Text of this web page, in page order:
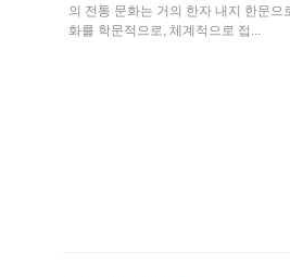
의 전통 문화는 거의 한자 내지 한문
화를 학문적으로, 체계적으로 접...